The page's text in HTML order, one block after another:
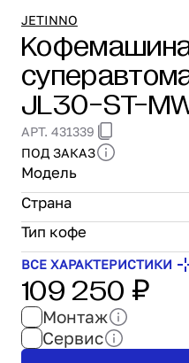
Проектирование
Сервис и
ПОКУПАТЕЛЯМ
Доставка и
Гарантия и
Лизинг
Акции
О нас
Бренды
Контакты
JETINNO
JL30-ST-
АРТ. 431339
ПОД ЗАКАЗ
Модель
Страна
Тип кофе
ВСЕ ХАРАКТЕРИСТИКИ
109 250 ₽
Монтаж
Сервис